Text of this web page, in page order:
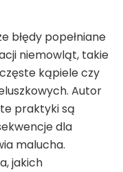
błędy popełniane
niemowląt, takie
kąpiele czy
Autor
praktyki są
dla
malucha.
jakich